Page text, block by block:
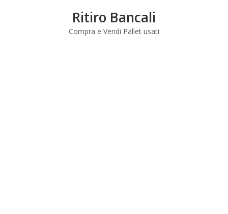
Ritiro Bancali
Compra e Vendi Pallet usati